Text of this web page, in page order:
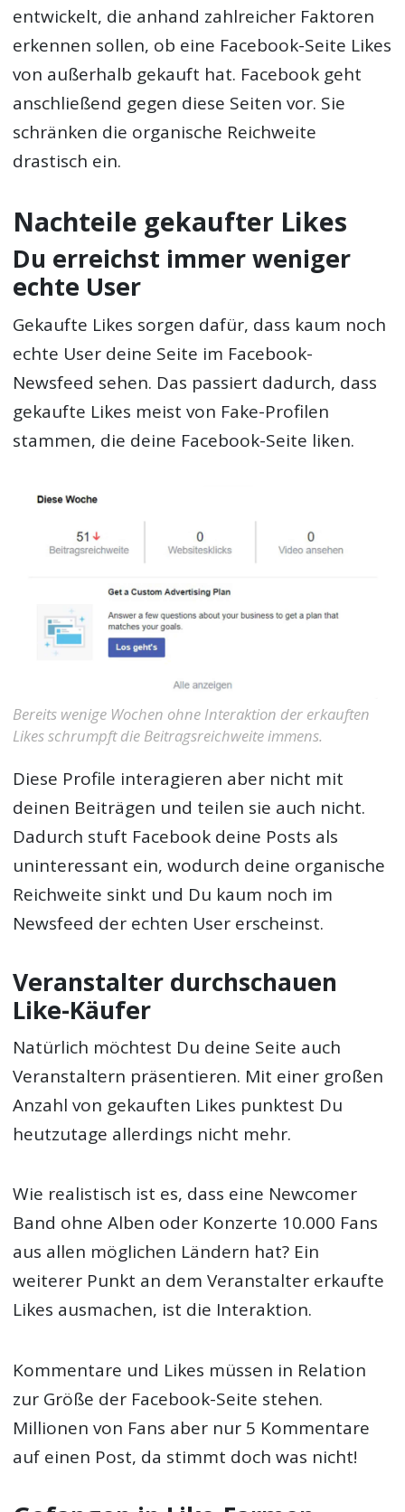
entwickelt, die anhand zahlreicher Faktoren
erkennen sollen, ob eine Facebook-Seite Likes
von außerhalb gekauft hat. Facebook geht
anschließend gegen diese Seiten vor. Sie
schränken die organische Reichweite
drastisch ein.
Nachteile gekaufter Likes
Du erreichst immer weniger
echte User
Gekaufte Likes sorgen dafür, dass kaum noch
echte User deine Seite im Facebook-
Newsfeed sehen. Das passiert dadurch, dass
gekaufte Likes meist von Fake-Profilen
stammen, die deine Facebook-Seite liken.
Bereits wenige Wochen ohne Interaktion der erkauften
Likes schrumpft die Beitragsreichweite immens.
Diese Profile interagieren aber nicht mit
deinen Beiträgen und teilen sie auch nicht.
Dadurch stuft Facebook deine Posts als
uninteressant ein, wodurch deine organische
Reichweite sinkt und Du kaum noch im
Newsfeed der echten User erscheinst.
Veranstalter durchschauen
Like-Käufer
Natürlich möchtest Du deine Seite auch
Veranstaltern präsentieren. Mit einer großen
Anzahl von gekauften Likes punktest Du
heutzutage allerdings nicht mehr.
Wie realistisch ist es, dass eine Newcomer
Band ohne Alben oder Konzerte 10.000 Fans
aus allen möglichen Ländern hat? Ein
weiterer Punkt an dem Veranstalter erkaufte
Likes ausmachen, ist die Interaktion.
Kommentare und Likes müssen in Relation
zur Größe der Facebook-Seite stehen.
Millionen von Fans aber nur 5 Kommentare
auf einen Post, da stimmt doch was nicht!